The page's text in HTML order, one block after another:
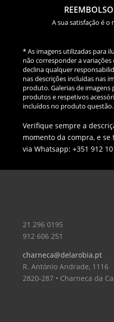
A sua satisfação é
* As imagens utilizadas para
não corresponder a
declina qualquer
nas descrições incluídas nas
produto. Galerias de
produtos e respetivos
incluídos no produto questão.
Verifique sempre a
momento da compra, e
via Whatsapp: +351 912
21 296 0195
912 606 251
charneca@delarobia.pt
R. António Andrade, 1116
2820-287 • Charneca da